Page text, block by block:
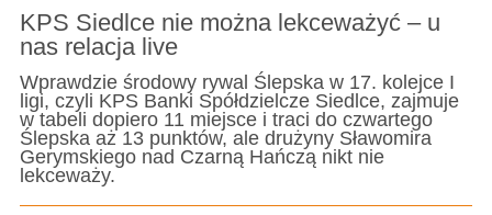
KPS Siedlce nie można lekceważyć – u
nas relacja live
Wprawdzie środowy rywal Ślepska w 17. kolejce I
ligi, czyli KPS Banki Spółdzielcze Siedlce, zajmuje
w tabeli dopiero 11 miejsce i traci do czwartego
Ślepska aż 13 punktów, ale drużyny Sławomira
Gerymskiego nad Czarną Hańczą nikt nie
lekceważy.